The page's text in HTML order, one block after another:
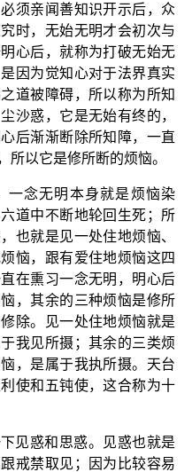
须亲闻善知识开示后，众
时，无始无明才会初次与
心后，就称为打破无始无
因为觉知心对于法界真实
道被障碍，所以称为所知
沙惑，它是无始有终的，
后渐渐断除所知障，一直
所以它是修所断的烦恼。
一念无明本身就是烦恼染
道中不断地轮回生死；所
也就是见一处住地烦恼、
恼，跟有爱住地烦恼这四
在熏习一念无明，明心后
，其余的三种烦恼是修所
除。见一处住地烦恼就是
我见所摄；其余的三类烦
，是属于我执所摄。天台
使和五钝使，这合称为十
见惑和思惑。见惑也就是
戒禁取见；因为比较容易